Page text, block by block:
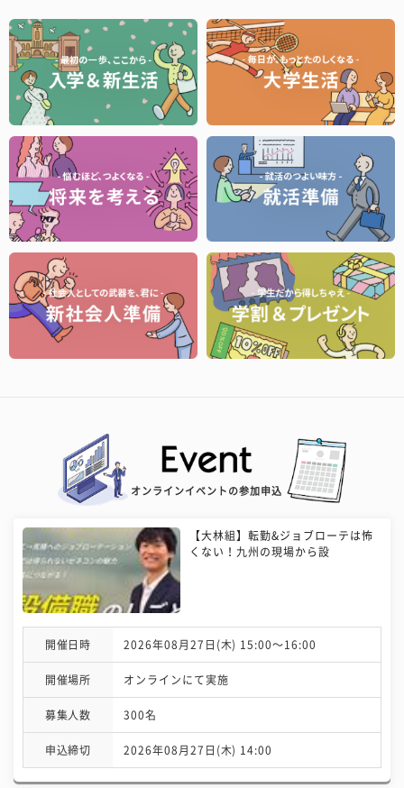
オンラインイベントの参加申込
【大林組】転勤&ジョブローテは怖
くない！九州の現場から設
開催日時 2026年08月27日(木) 15:00〜16:00
開催場所 オンラインにて実施
募集人数 300名
申込締切 2026年08月27日(木) 14:00